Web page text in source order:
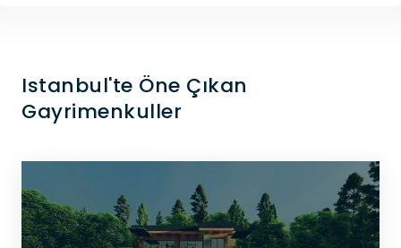
Istanbul'te Öne Çıkan
Gayrimenkuller